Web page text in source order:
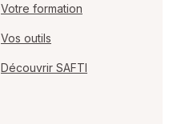
Votre formation
Vos outils
Découvrir SAFTI